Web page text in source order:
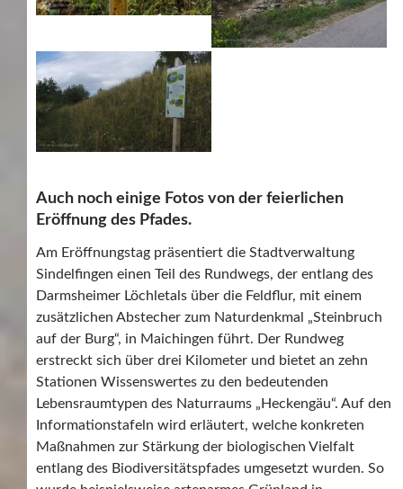
Auch noch einige Fotos von der feierlichen
Eröffnung des Pfades.
Am Eröffnungstag präsentiert die Stadtverwaltung
Sindelfingen einen Teil des Rundwegs, der entlang des
Darmsheimer Löchletals über die Feldflur, mit einem
zusätzlichen Abstecher zum Naturdenkmal „Steinbruch
auf der Burg“, in Maichingen führt. Der Rundweg
erstreckt sich über drei Kilometer und bietet an zehn
Stationen Wissenswertes zu den bedeutenden
Lebensraumtypen des Naturraums „Heckengäu“. Auf den
Informationstafeln wird erläutert, welche konkreten
Maßnahmen zur Stärkung der biologischen Vielfalt
entlang des Biodiversitätspfades umgesetzt wurden. So